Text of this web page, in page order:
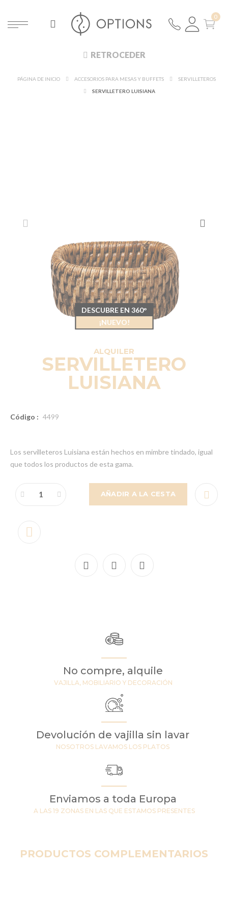
RETROCEDER
PÁGINA DE INICIO ACCESORIOS PARA MESAS Y BUFFETS
SERVILLETEROS
SERVILLETERO LUISIANA
ALQUILER
SERVILLETERO
LUISIANA
Código : 4499
Los servilleteros Luisiana están hechos en mimbre tindado, igual
que todos los productos de esta gama.
AÑADIR A LA CESTA
DESCUBRE EN 360°
¡NUEVO!
No compre, alquile
VAJILLA, MOBILIARIO Y DECORACIÓN
Devolución de vajilla sin lavar
NOSOTROS LAVAMOS LOS PLATOS
Enviamos a toda Europa
A LAS 19 ZONAS EN LAS QUE ESTAMOS PRESENTES
PRODUCTOS COMPLEMENTARIOS